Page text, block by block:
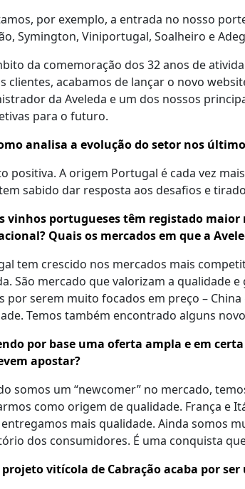
por exemplo, a entrada no nosso
Symington, Viniportugal, Soalheiro e
da comemoração dos 32 anos de
clientes, acabamos de lançar o novo
da Aveleda e um dos nossos
para o futuro.
analisa a evolução do setor nos
positiva. A origem Portugal é cada vez
sabido dar resposta aos desafios e
vinhos portugueses têm registado
Quais os mercados em que a
tem crescido nos mercados mais
São mercado que valorizam a qualidade
por serem muito focados em preço –
Temos também encontrado alguns
por base uma oferta ampla e em
apostar?
somos um “newcomer” no mercado,
como origem de qualidade. França e
mais qualidade. Ainda somos
dos consumidores. É uma conquista
projeto vitícola de Cabração acaba por